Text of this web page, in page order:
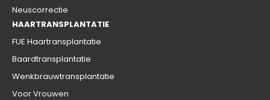
Neuscorrectie
HAARTRANSPLANTATIE
FUE Haartransplantatie
Baardtransplantatie
Wenkbrauwtransplantatie
Voor Vrouwen